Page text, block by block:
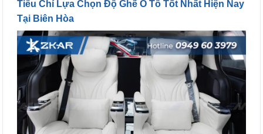
Tiêu Chí Lựa Chọn Độ Ghế Ô Tô Tốt Nhất Hiện Nay
Tại Biên Hòa